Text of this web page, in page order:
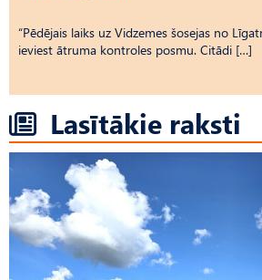
“Pēdējais laiks uz Vid­ze­mes šosejas no
ieviest ātruma kontroles posmu. Citādi […]
Lasītākie raksti